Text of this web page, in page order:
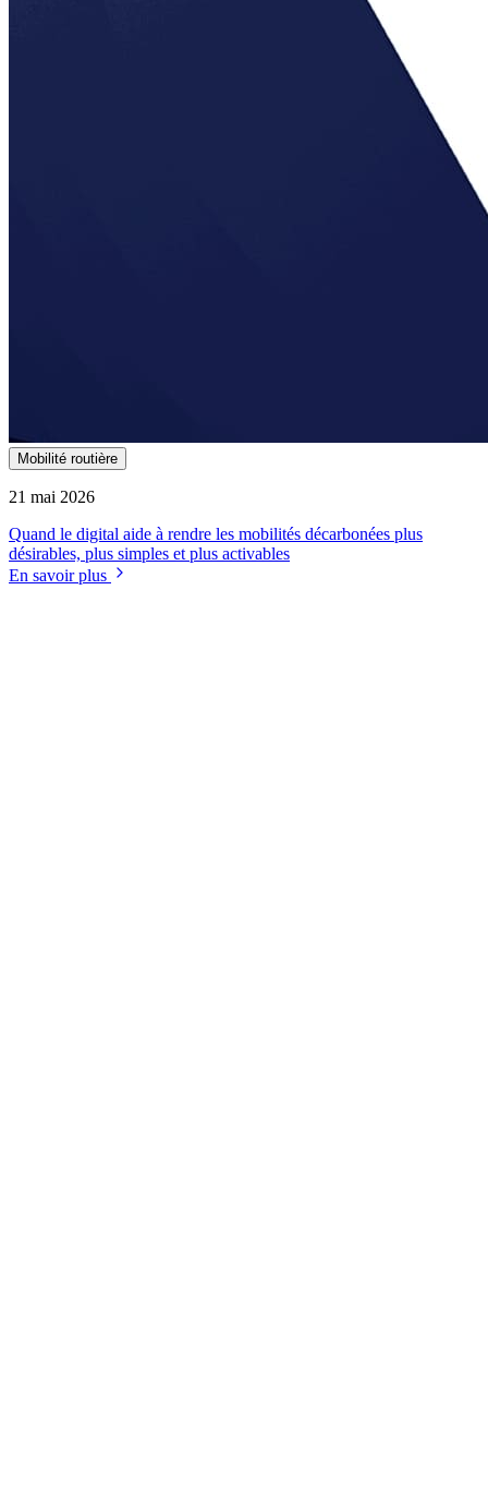
Mobilité routière
21 mai 2026
Quand le digital aide à rendre les mobilités décarbonées plus
désirables, plus simples et plus activables
En savoir plus